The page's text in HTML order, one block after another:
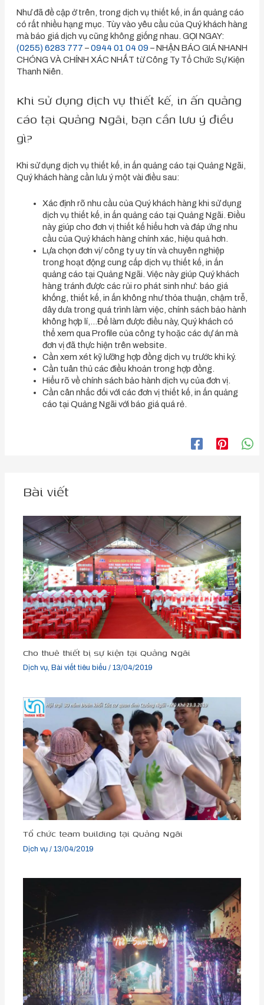
Như đã đề cập ở trên, trong dịch vụ thiết kế, in ấn quảng cáo
có rất nhiều hạng mục. Tùy vào yêu cầu của Quý khách hàng
mà báo giá dịch vụ cũng không giống nhau. GỌI NGAY:
(0255) 6283 777 –0944 01 04 09 – NHẬN BÁO GIÁ NHANH
CHÓNG VÀ CHÍNH XÁC NHẤT từ Công Ty Tổ Chức Sự Kiện
Thanh Niên.
Khi sử dụng dịch vụ thiết kế, in ấn quảng
cáo tại Quảng Ngãi, bạn cần lưu ý điều
gì?
Khi sử dụng dịch vụ thiết kế, in ấn quảng cáo tại Quảng Ngãi,
Quý khách hàng cần lưu ý một vài điều sau:
Xác định rõ nhu cầu của Quý khách hàng khi sử dụng
dịch vụ thiết kế, in ấn quảng cáo tại Quảng Ngãi. Điều
này giúp cho đơn vị thiết kế hiểu hơn và đáp ứng nhu
cầu của Quý khách hàng chính xác, hiệu quả hơn.
Lựa chọn đơn vị/ công ty uy tín và chuyên nghiệp
trong hoạt động cung cấp dịch vụ thiết kế, in ấn
quảng cáo tại Quảng Ngãi. Việc này giúp Quý khách
hàng tránh được các rủi ro phát sinh như: báo giá
khống, thiết kế, in ấn không như thỏa thuận, chậm trễ,
dây dưa trong quá trình làm việc, chính sách bảo hành
không hợp lí,…Để làm được điều này, Quý khách có
thể xem qua Profile của công ty hoặc các dự án mà
đơn vị đã thực hiện trên website.
Cần xem xét kỹ lưỡng hợp đồng dịch vụ trước khi ký.
Cần tuân thủ các điều khoản trong hợp đồng.
Hiểu rõ về chính sách bảo hành dịch vụ của đơn vị.
Cần cân nhắc đối với các đơn vị thiết kế, in ấn quảng
cáo tại Quảng Ngãi với báo giá quá rẻ.
Bài viết
Cho thuê thiết bị sự kiện tại Quảng Ngãi
Dịch vụ, Bài viết tiêu biểu /13/04/2019
Tổ chức team building tại Quảng Ngãi
Dịch vụ /13/04/2019